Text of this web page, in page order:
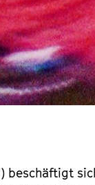
beschäftigt